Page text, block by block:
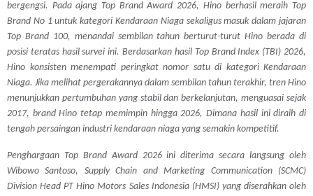
bergengsi. Pada ajang Top Brand Award 2026, Hino berhasil meraih Top
Brand No 1 untuk kategori Kendaraan Niaga sekaligus masuk dalam jajaran
Top Brand 100, menandai sembilan tahun berturut-turut Hino berada di
posisi teratas hasil survei ini. Berdasarkan hasil Top Brand Index (TBI) 2026,
Hino konsisten menempati peringkat nomor satu di kategori Kendaraan
Niaga. Jika melihat pergerakannya dalam sembilan tahun terakhir, tren Hino
menunjukkan pertumbuhan yang stabil dan berkelanjutan, menguasai sejak
2017, brand Hino tetap memimpin hingga 2026, Dimana hasil ini diraih di
tengah persaingan industri kendaraan niaga yang semakin kompetitif.
Penghargaan Top Brand Award 2026 ini diterima secara langsung oleh
Wibowo Santoso, Supply Chain and Marketing Communication (SCMC)
Division Head PT Hino Motors Sales Indonesia (HMSI) yang diserahkan oleh